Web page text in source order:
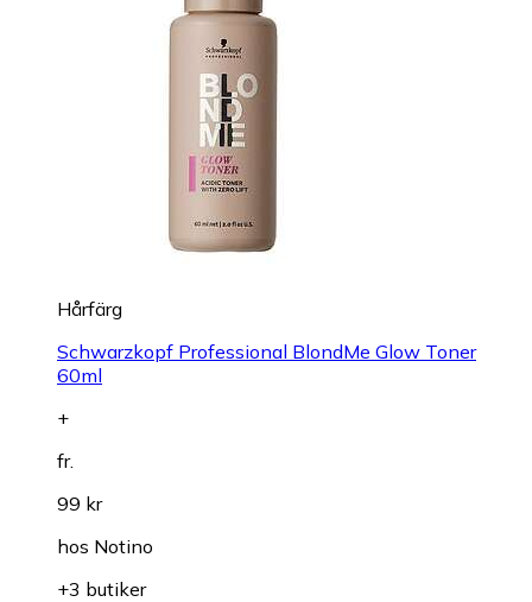
Hårfärg
Schwarzkopf Professional BlondMe Glow Toner
60ml
+
fr.
99 kr
hos Notino
+3 butiker